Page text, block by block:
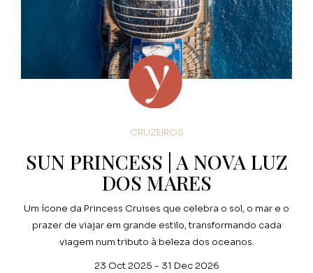
CRUZEIROS
SUN PRINCESS | A NOVA LUZ
DOS MARES
Um ícone da Princess Cruises que celebra o sol, o mar e o
prazer de viajar em grande estilo, transformando cada
viagem num tributo à beleza dos oceanos.
23 Oct 2025 - 31 Dec 2026